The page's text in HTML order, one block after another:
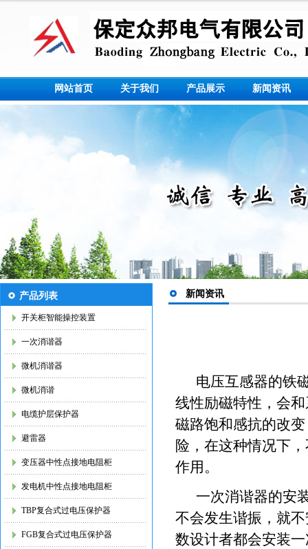
网站首页 关于我们 产品展示 新闻资讯
产品列表
开关柜智能操控装置
一次消谐器
微机消谐器
微机消谐
电缆护层保护器
避雷器
变压器中性点接地电阻柜
发电机中性点接地电阻柜
TBP复合式过电压保护器
FGB复合式过电压保护器
新闻资讯
电压互感器的铁磁
线性励磁特性，会
磁路饱和感抗的改
险，在这种情况下
作用。
一次消谐器的安装
不会发生谐振，就
数设计者都会安装